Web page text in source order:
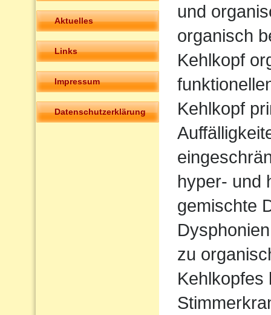
Aktuelles
Links
Impressum
Datenschutzerklärung
und
organisch
Kehlkopf
Kehlkopf
hyper- und
gemischte
zu
Kehlkopfes